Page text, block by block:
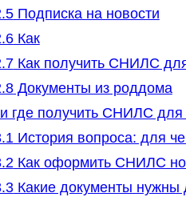
Подписка на новости
Как
Как получить СНИЛС
Документы из роддома
где получить СНИЛС для
История вопроса: для
Как оформить СНИЛС
Какие документы нужны